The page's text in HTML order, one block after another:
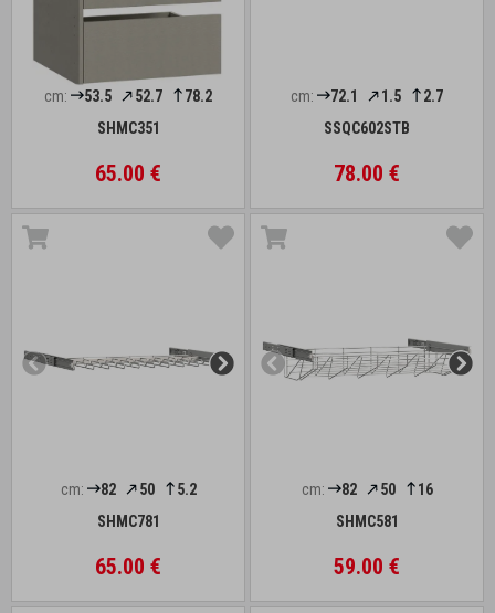
cm: 53.5 52.7
78.2
SHMC351
65.00 €
cm: 72.1 1.5
2.7
SSQC602STB
78.00 €
cm: 82 50
5.2
SHMC781
65.00 €
cm: 82 50
16
SHMC581
59.00 €